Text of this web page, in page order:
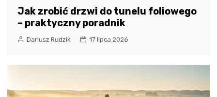
Jak zrobić drzwi do tunelu foliowego
– praktyczny poradnik
Dariusz Rudzik 17 lipca 2026